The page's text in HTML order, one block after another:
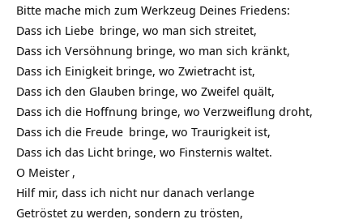
Bitte mache mich zum Werkzeug Deines Friedens:
Dass ich Liebe bringe, wo man sich streitet,
Dass ich Versöhnung bringe, wo man sich kränkt,
Dass ich Einigkeit bringe, wo Zwietracht ist,
Dass ich den Glauben bringe, wo Zweifel quält,
Dass ich die Hoffnung bringe, wo Verzweiflung droht,
Dass ich die Freude bringe, wo Traurigkeit ist,
Dass ich das Licht bringe, wo Finsternis waltet.
O Meister ,
Hilf mir, dass ich nicht nur danach verlange
Getröstet zu werden, sondern zu trösten,